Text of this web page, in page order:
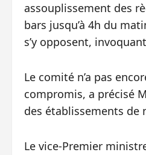
assouplissement des
bars jusqu’à 4h du
s’y opposent,
Le comité n’a pas
compromis, a précisé
des établissements de
Le vice-Premier